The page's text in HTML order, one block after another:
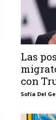
Las
con
Sofía Del